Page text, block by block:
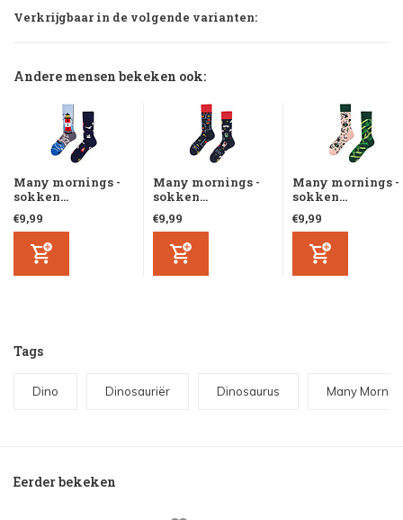
Verkrijgbaar in de volgende varianten:
Andere mensen bekeken ook:
Many mornings -
sokken...
€9,99
Many mornings -
sokken...
€9,99
Many mornings -
sokken...
€9,99
Tags
Dino Dinosauriër Dinosaurus Many
Eerder bekeken